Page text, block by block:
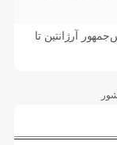
رئیس‌جمهور آرژانتین تا